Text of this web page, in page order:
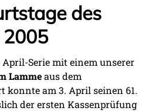
des
Serie mit einem unserer
Lammeaus dem
konnte am 3. April seinen 61.
der ersten Kassenprüfung